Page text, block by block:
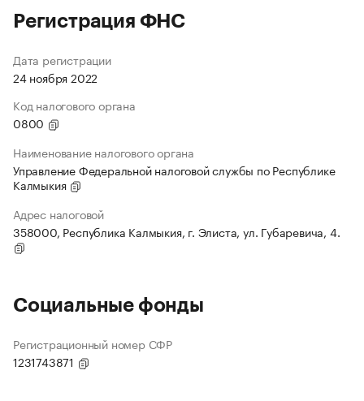
Регистрация ФНС
Дата регистрации
24 ноября 2022
Код налогового органа
0800
Наименование налогового органа
Управление Федеральной налоговой службы по Республике
Калмыкия
Адрес налоговой
358000, Республика Калмыкия, г. Элиста, ул. Губаревича, 4.
Социальные фонды
Регистрационный номер СФР
1231743871